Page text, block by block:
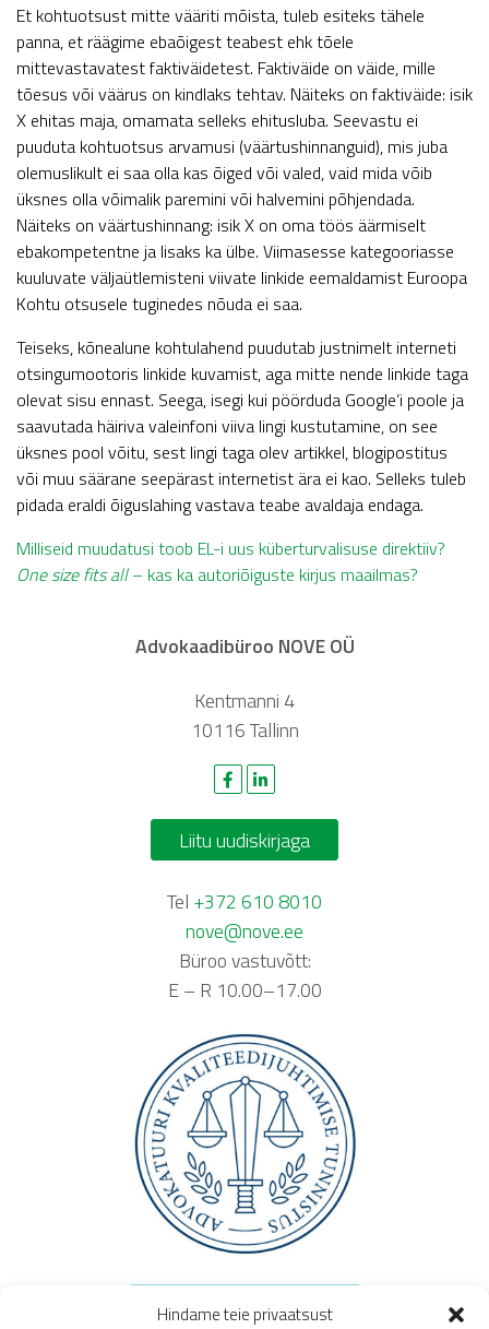
Hindame teie privaatsust
Et kohtuotsust mitte vääriti mõista, tuleb esiteks tähele
panna, et räägime ebaõigest teabest ehk tõele
mittevastavatest faktiväidetest. Faktiväide on väide, mille
tõesus või väärus on kindlaks tehtav. Näiteks on faktiväide: isik
X ehitas maja, omamata selleks ehitusluba. Seevastu ei
puuduta kohtuotsus arvamusi (väärtushinnanguid), mis juba
olemuslikult ei saa olla kas õiged või valed, vaid mida võib
üksnes olla võimalik paremini või halvemini põhjendada.
Näiteks on väärtushinnang: isik X on oma töös äärmiselt
ebakompetentne ja lisaks ka ülbe. Viimasesse kategooriasse
kuuluvate väljaütlemisteni viivate linkide eemaldamist Euroopa
Kohtu otsusele tuginedes nõuda ei saa.
Teiseks, kõnealune kohtulahend puudutab justnimelt interneti
otsingumootoris linkide kuvamist, aga mitte nende linkide taga
olevat sisu ennast. Seega, isegi kui pöörduda Google’i poole ja
saavutada häiriva valeinfoni viiva lingi kustutamine, on see
üksnes pool võitu, sest lingi taga olev artikkel, blogipostitus
või muu säärane seepärast internetist ära ei kao. Selleks tuleb
pidada eraldi õiguslahing vastava teabe avaldaja endaga.
Navigeerimine
Milliseid muudatusi toob EL-i uus küberturvalisuse direktiiv?
One size fits all– kas ka autoriõiguste kirjus maailmas?
Advokaadibüroo NOVE OÜ
Kentmanni 4
10116 Tallinn
Liitu uudiskirjaga
Tel +372 610 8010
nove@nove.ee
Büroo vastuvõtt:
E – R 10.00–17.00